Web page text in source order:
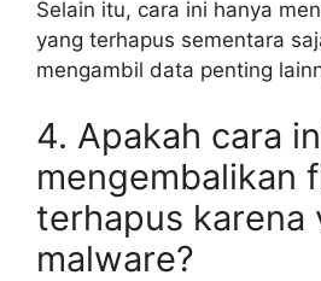
Selain itu, cara ini hanya
yang terhapus sementara
mengambil data penting
4. Apakah cara
mengembalikan
terhapus karena
malware?